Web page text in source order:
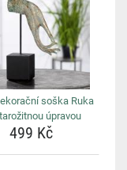
soška Ruka
úpravou
499 Kč